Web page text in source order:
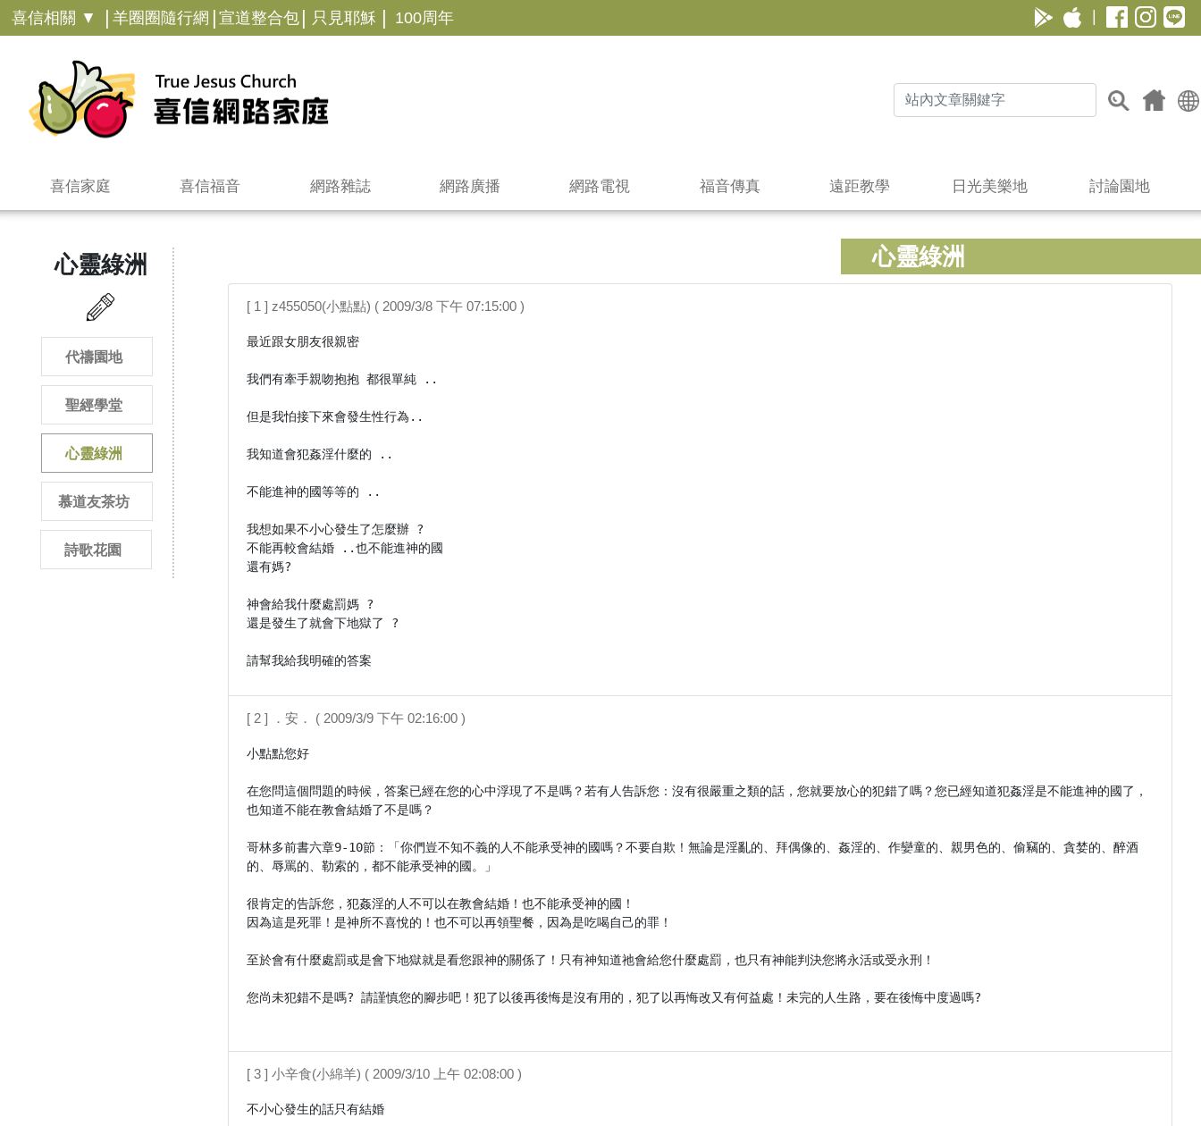
喜信相關 ▼ | 羊圈圈隨行網 | 宣道整合包 | 只見耶穌 | 100周年
喜信家庭 喜信福音 網路雜誌 網路廣播 網路電視 福音傳真 遠距教學 日光美樂地 討論園地
心靈綠洲
心靈綠洲
代禱園地
聖經學堂
心靈綠洲
慕道友茶坊
詩歌花園
[ 1 ] z455050(小點點) ( 2009/3/8 下午 07:15:00 )
最近跟女朋友很親密
我們有牽手親吻抱抱 都很單純 ..
但是我怕接下來會發生性行為..
我知道會犯姦淫什麼的 ..
不能進神的國等等的 ..
我想如果不小心發生了怎麼辦 ?
不能再較會結婚 ..也不能進神的國
還有媽?
神會給我什麼處罰媽 ?
還是發生了就會下地獄了 ?
請幫我給我明確的答案
[ 2 ] ．安． ( 2009/3/9 下午 02:16:00 )
小點點您好
在您問這個問題的時候，答案已經在您的心中浮現了不是嗎？若有人告訴您：沒有很嚴重之類的話，您就要放心的犯錯了嗎？您已經知道犯姦淫是不能進神的國了，
也知道不能在教會結婚了不是嗎？
哥林多前書六章9-10節：「你們豈不知不義的人不能承受神的國嗎？不要自欺！無論是淫亂的、拜偶像的、姦淫的、作孌童的、親男色的、偷竊的、貪婪的、醉酒
的、辱罵的、勒索的，都不能承受神的國。」
很肯定的告訴您，犯姦淫的人不可以在教會結婚！也不能承受神的國！
因為這是死罪！是神所不喜悅的！也不可以再領聖餐，因為是吃喝自己的罪！
至於會有什麼處罰或是會下地獄就是看您跟神的關係了！只有神知道祂會給您什麼處罰，也只有神能判決您將永活或受永刑！
您尚未犯錯不是嗎? 請謹慎您的腳步吧！犯了以後再後悔是沒有用的，犯了以再悔改又有何益處！未完的人生路，要在後悔中度過嗎?
[ 3 ] 小辛食(小綿羊) ( 2009/3/10 上午 02:08:00 )
不小心發生的話只有結婚